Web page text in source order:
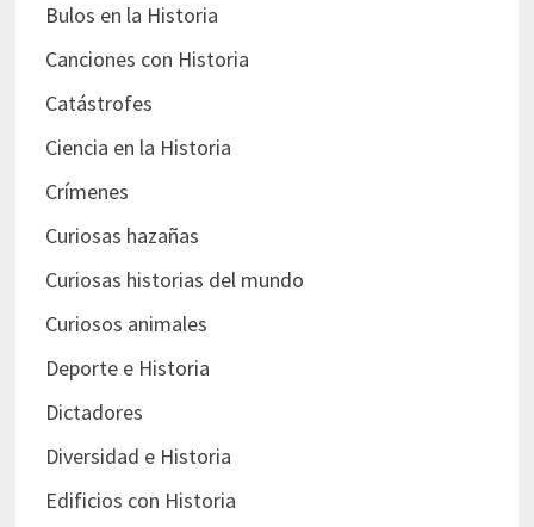
Bulos en la Historia
Canciones con Historia
Catástrofes
Ciencia en la Historia
Crímenes
Curiosas hazañas
Curiosas historias del mundo
Curiosos animales
Deporte e Historia
Dictadores
Diversidad e Historia
Edificios con Historia